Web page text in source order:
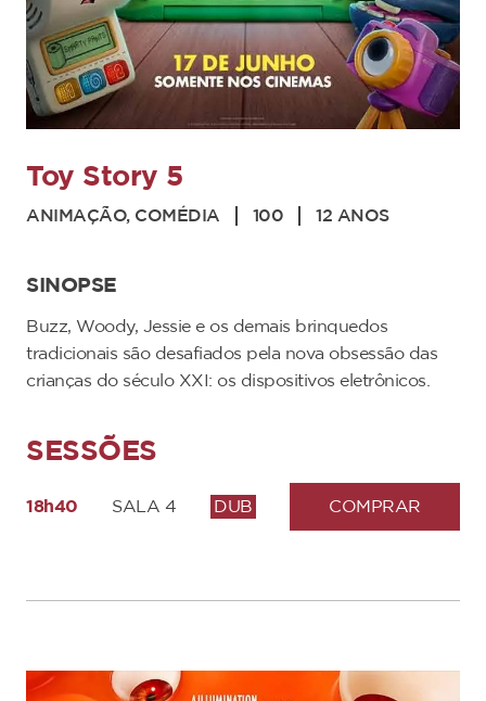
Toy Story 5
ANIMAÇÃO, COMÉDIA 100 12 ANOS
SINOPSE
Buzz, Woody, Jessie e os demais brinquedos
tradicionais são desafiados pela nova obsessão das
crianças do século XXI: os dispositivos eletrônicos.
SESSÕES
18h40 SALA 4 DUB COMPRAR